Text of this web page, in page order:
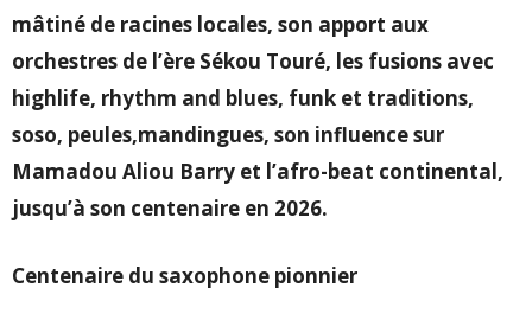
mâtiné de racines locales, son apport aux
orchestres de l’ère Sékou Touré, les fusions avec
highlife, rhythm and blues, funk et traditions,
soso, peules,mandingues, son influence sur
Mamadou Aliou Barry et l’afro-beat continental,
jusqu’à son centenaire en 2026.
Centenaire du saxophone pionnier